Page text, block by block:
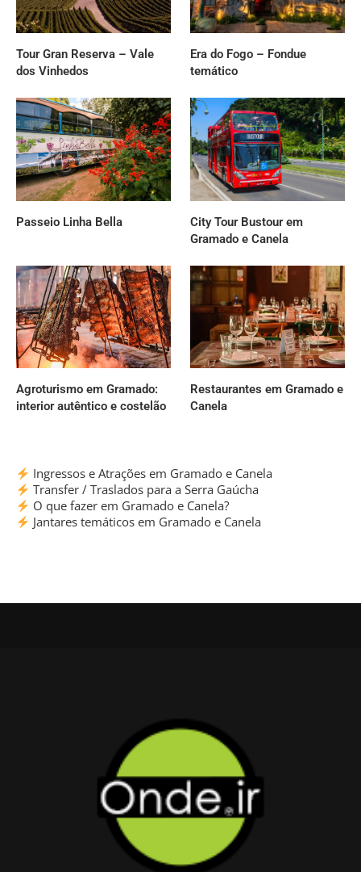
Tour Gran Reserva – Vale
dos Vinhedos
Era do Fogo – Fondue
temático
Passeio Linha Bella
City Tour Bustour em
Gramado e Canela
Agroturismo em Gramado:
interior autêntico e costelão
Restaurantes em Gramado e
Canela
Ingressos e Atrações em Gramado e Canela
Transfer / Traslados para a Serra Gaúcha
O que fazer em Gramado e Canela?
Jantares temáticos em Gramado e Canela